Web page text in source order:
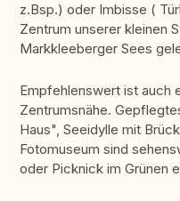
z.Bsp.) oder Imbisse (
Zentrum unserer kleinen
Markkleeberger Sees
Empfehlenswert ist auch
Zentrumsnähe.
Haus", Seeidylle mit
Fotomuseum sind
oder Picknick im Grünen